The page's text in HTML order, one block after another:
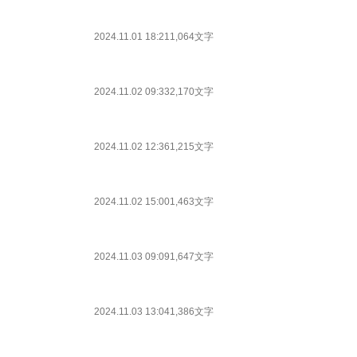
2024.11.01 18:211,064文字
2024.11.02 09:332,170文字
2024.11.02 12:361,215文字
2024.11.02 15:001,463文字
2024.11.03 09:091,647文字
2024.11.03 13:041,386文字